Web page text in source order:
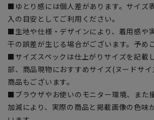
■ゆとり感には個人差があります。サイズ
入の目安としてご利用ください。
■生地や仕様・デザインにより、着用感や
干の誤差が生じる場合がございます。予め
■サイズスペックは仕上がりサイズを記載
部、商品現物におすすめサイズ(ヌードサ
商品もございます。
■ブラウザやお使いのモニター環境、また
加減により、実際の商品と掲載画像の色味